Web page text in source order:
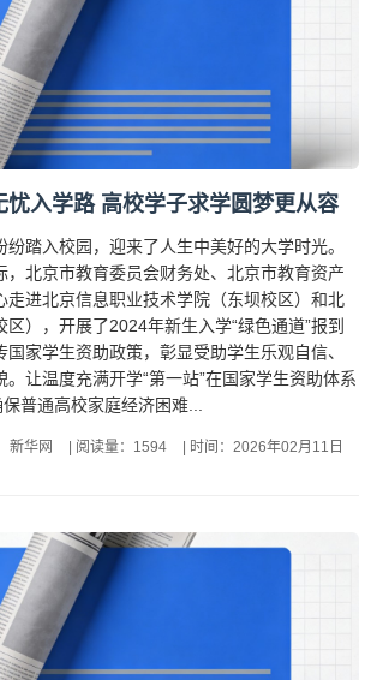
忧入学路 高校学子求学圆梦更从容
踏入校园，迎来了人生中美好的大学时光。
，北京市教育委员会财务处、北京市教育资产
走进北京信息职业技术学院（东坝校区）和北
），开展了2024年新生入学“绿色通道”报到
家学生资助政策，彰显受助学生乐观自信、
。让温度充满开学“第一站”在国家学生资助体系
普通高校家庭经济困难...
新华网 阅读量：1594 时间：2026年02月11日